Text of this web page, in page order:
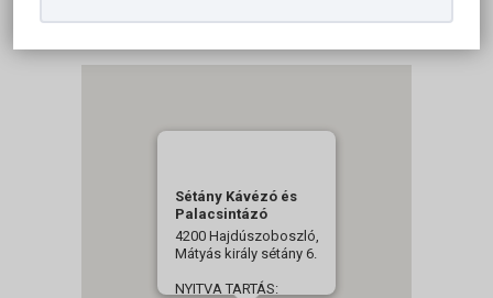
KOVZITA72@GMAIL.COM
Sétány Kávézó és
Palacsintázó
4200 Hajdúszoboszló,
Mátyás király sétány 6.
NYITVA TARTÁS: